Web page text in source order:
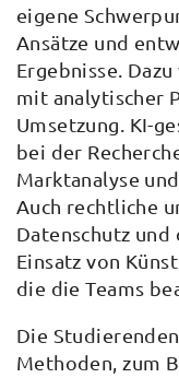
eigene
Ansätze und
Ergebnisse.
mit analytischer
Umsetzung. KI-
bei der
Marktanalyse
Auch rechtliche
Datenschutz
Einsatz von
die die Teams
Die
Methoden, zum